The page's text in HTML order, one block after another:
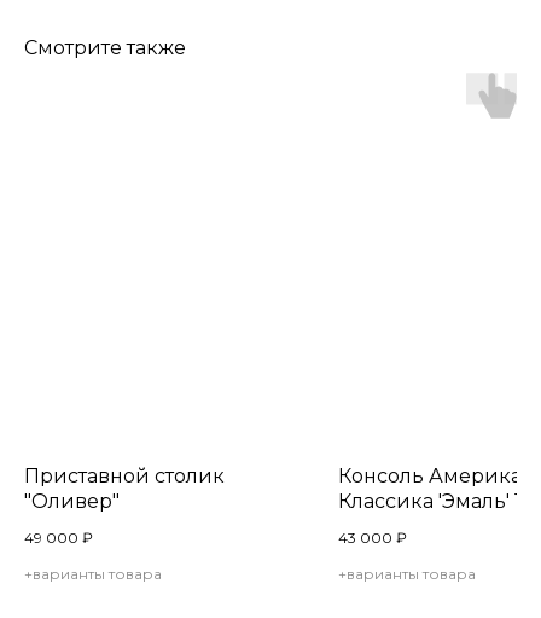
Смотрите также
Приставной столик
"Оливер"
49 000 ₽
+варианты товара
Консоль
Классика 'Эмаль'
43 000 ₽
+варианты товара